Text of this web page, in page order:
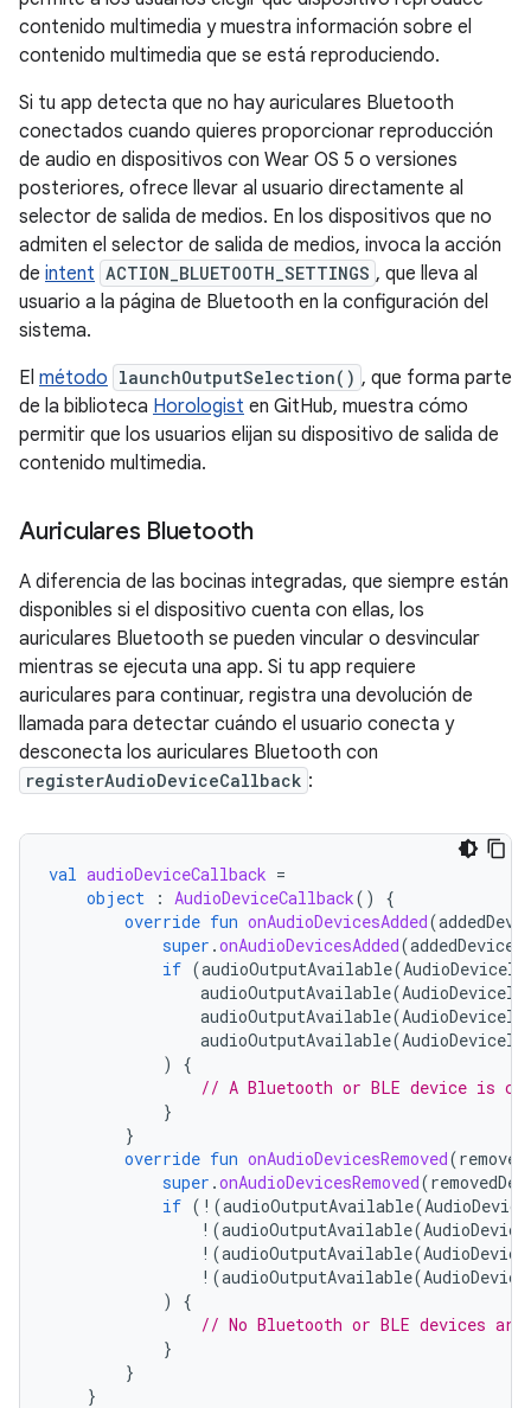
contenido multimedia y muestra información sobre el
contenido multimedia que se está reproduciendo.
Si tu app detecta que no hay auriculares Bluetooth
conectados cuando quieres proporcionar reproducción
de audio en dispositivos con Wear OS 5 o versiones
posteriores, ofrece llevar al usuario directamente al
selector de salida de medios. En los dispositivos que no
admiten el selector de salida de medios, invoca la acción
de intent ACTION_BLUETOOTH_SETTINGS , que lleva al
usuario a la página de Bluetooth en la configuración del
sistema.
El método launchOutputSelection() , que forma parte
de la biblioteca Horologist en GitHub, muestra cómo
permitir que los usuarios elijan su dispositivo de salida de
contenido multimedia.
Auriculares Bluetooth
A diferencia de las bocinas integradas, que siempre están
disponibles si el dispositivo cuenta con ellas, los
auriculares Bluetooth se pueden vincular o desvincular
mientras se ejecuta una app. Si tu app requiere
auriculares para continuar, registra una devolución de
llamada para detectar cuándo el usuario conecta y
desconecta los auriculares Bluetooth con
registerAudioDeviceCallback :
val audioDeviceCallback =
object
: AudioDeviceCallback()
{
override fun onAudioDevicesAdded(
super .onAudioDevicesAdded(addedDevices
if (audioOutputAvailable(
audioOutputAvailable(
audioOutputAvailable(
audioOutputAvailable(
)
{
// A Bluetooth or BLE device is
}
}
override fun onAudioDevicesRemoved(
super .onAudioDevicesRemoved(
if ( ! (audioOutputAvailable(
! (audioOutputAvailable(
! (audioOutputAvailable(
! (audioOutputAvailable(
)
{
// No Bluetooth or BLE devices are
}
}
}